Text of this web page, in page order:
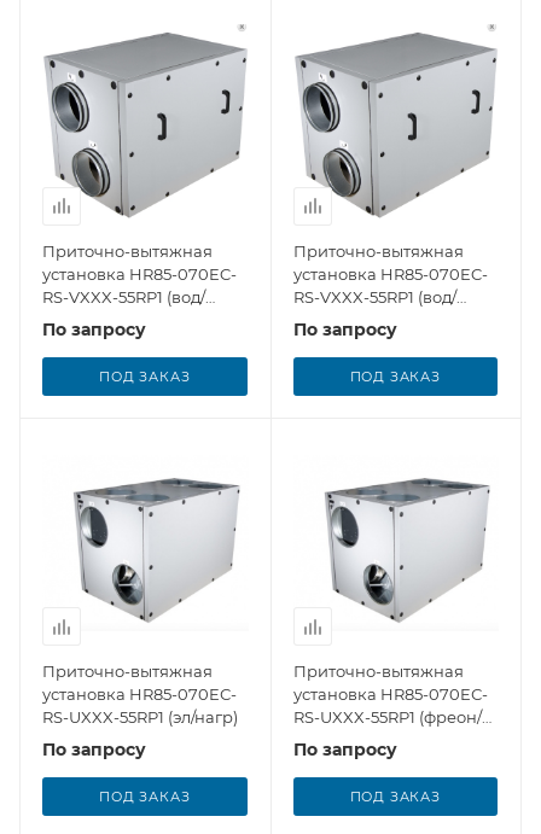
Приточно-вытяжная
установка HR85-070EC-
RS-VXXX-55RP1 (вод/
нагр)
По запросу
ПОД ЗАКАЗ
Приточно-вытяжная
установка HR85-070EC-
RS-VXXX-55RP1 (вод/
нагр/охл)
По запросу
ПОД ЗАКАЗ
Приточно-вытяжная
установка HR85-070EС-
RS-UXXX-55RP1 (эл/нагр)
По запросу
ПОД ЗАКАЗ
Приточно-вытяжная
установка HR85-070EС-
RS-UXXX-55RP1 (фреон/
охл)
По запросу
ПОД ЗАКАЗ